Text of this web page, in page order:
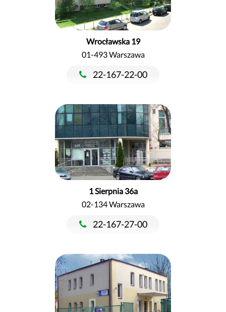
Wrocławska 19
01-493 Warszawa
22-167-22-00
1 Sierpnia 36a
02-134 Warszawa
22-167-27-00